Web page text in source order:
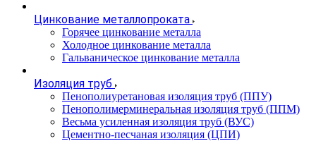
Цинкование металлопроката
Горячее цинкование металла
Холодное цинкование металла
Гальваническое цинкование металла
Изоляция труб
Пенополиуретановая изоляция труб (ППУ)
Пенополимерминеральная изоляция труб (ППМ)
Весьма усиленная изоляция труб (ВУС)
Цементно-песчаная изоляция (ЦПИ)